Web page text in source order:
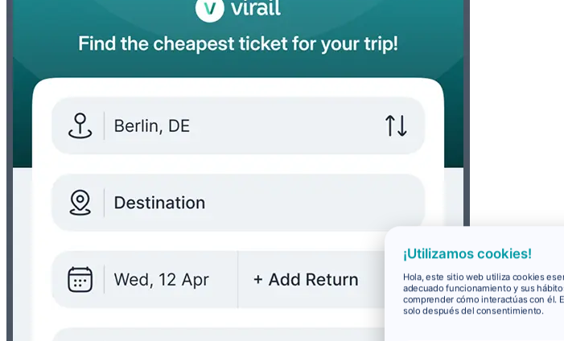
¡Utilizamos cookies!
Hola, este sitio web utiliza cookies
adecuado funcionamiento y sus
comprender cómo interactúas con él.
solo después del consentimiento.